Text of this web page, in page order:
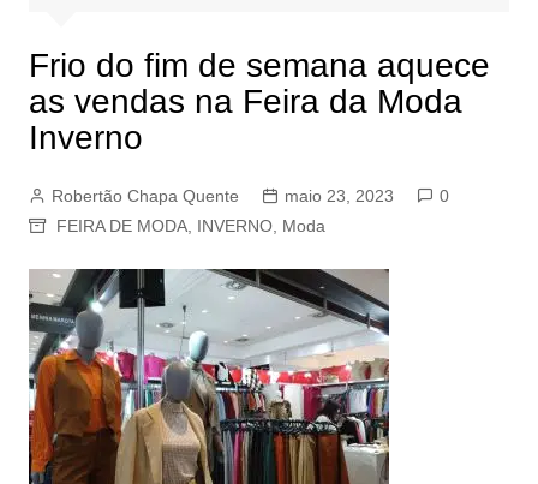
Frio do fim de semana aquece
as vendas na Feira da Moda
Inverno
Robertão Chapa Quente maio 23, 2023
0
FEIRA DE MODA, INVERNO, Moda